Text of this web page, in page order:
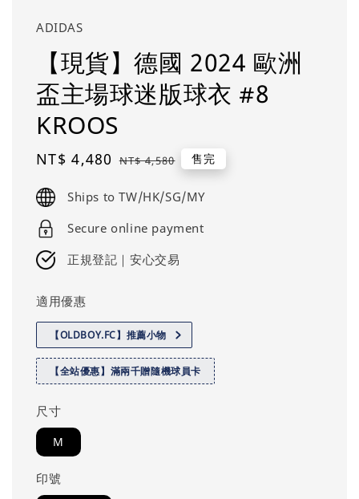
ADIDAS
【現貨】德國 2024 歐洲
盃主場球迷版球衣 #8
KROOS
Sale
NT$ 4,480 Regular
NT$ 4,580 售完
Ships to TW/HK/SG/MY
Secure online payment
正規登記｜安心交易
適用優惠
【OLDBOY.FC】推薦小物
【全站優惠】滿兩千贈隨機球員卡
尺寸
M
印號